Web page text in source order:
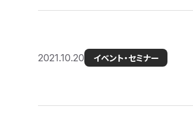
2021.10.20 イベント・セミナー